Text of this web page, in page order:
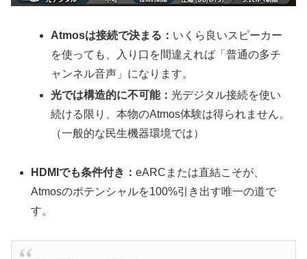
Atmosは接続で決まる： いくら良いスピーカー
を使っても、入り口を間違えれば「普通の多チ
ャンネル音声」になります。
光では構造的に不可能：光デジタル接続を使い
続ける限り、本物のAtmos体験は得られません。
（一般的な民生機器環境では）
HDMIでも条件付き：eARCまたは直結こそが、
Atmosのポテンシャルを100%引き出す唯一の道で
す。